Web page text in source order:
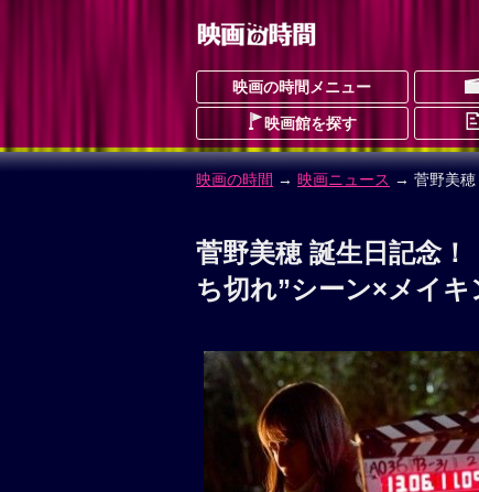
映画の時間メニュー
映画館を探す
映画の時間 → 映画ニュース → 菅野美穂
菅野美穂 誕生日記念
ち切れ”シーン×メイ